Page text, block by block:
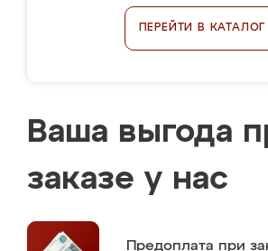
ПЕРЕЙТИ В КАТАЛОГ
Ваша выгода
заказе у нас
Предоплата при